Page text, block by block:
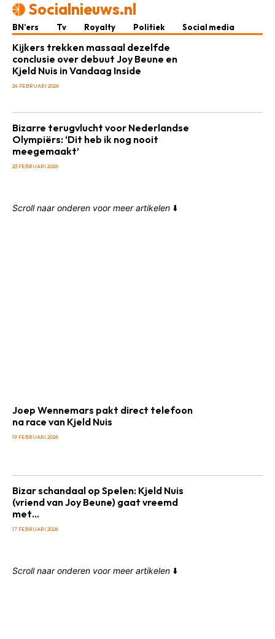
Socialnieuws.nl
BN’ers Tv Royalty Politiek Social media
Kijkers trekken massaal dezelfde
conclusie over debuut Joy Beune en
Kjeld Nuis in Vandaag Inside
24 FEBRUARI 2026
Bizarre terugvlucht voor Nederlandse
Olympiërs: ‘Dit heb ik nog nooit
meegemaakt’
23 FEBRUARI 2026
Scroll naar onderen voor meer artikelen ⬇️
Joep Wennemars pakt direct telefoon
na race van Kjeld Nuis
19 FEBRUARI 2026
Bizar schandaal op Spelen: Kjeld Nuis
(vriend van Joy Beune) gaat vreemd
met…
17 FEBRUARI 2026
Scroll naar onderen voor meer artikelen ⬇️